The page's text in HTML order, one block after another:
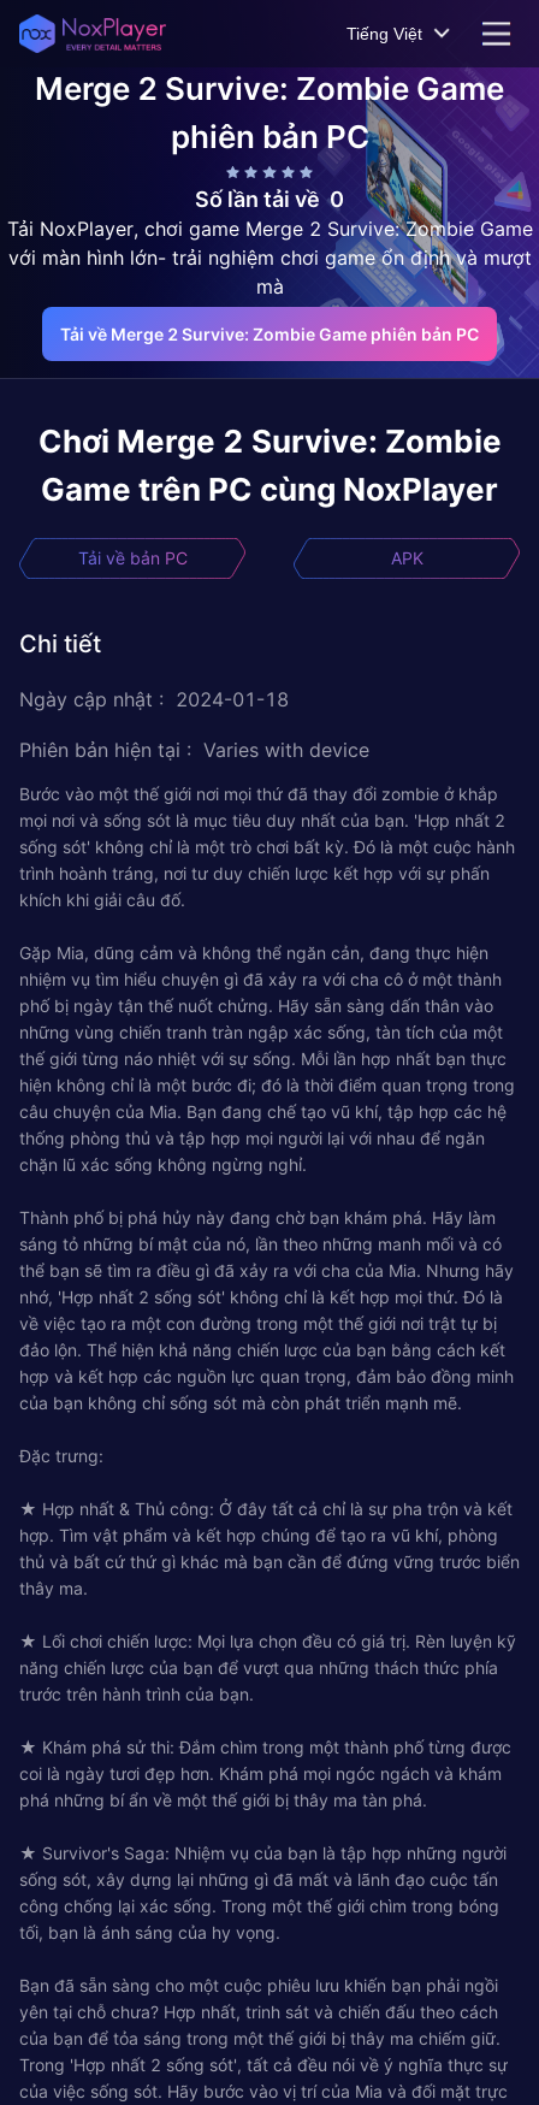
Tiếng Việt
Merge 2 Survive: Zombie Game
phiên bản PC
Số lần tải về 0
Tải NoxPlayer, chơi game Merge 2 Survive: Zombie Game
với màn hình lớn- trải nghiệm chơi game ổn định và mượt
mà
Tải về Merge 2 Survive: Zombie Game phiên bản PC
Chơi Merge 2 Survive: Zombie
Game trên PC cùng NoxPlayer
Tải về bản PC APK
Chi tiết
Ngày cập nhật : 2024-01-18
Phiên bản hiện tại : Varies with device
Bước vào một thế giới nơi mọi thứ đã thay đổi zombie ở khắp
mọi nơi và sống sót là mục tiêu duy nhất của bạn. 'Hợp nhất 2
sống sót' không chỉ là một trò chơi bất kỳ. Đó là một cuộc hành
trình hoành tráng, nơi tư duy chiến lược kết hợp với sự phấn
khích khi giải câu đố.
Gặp Mia, dũng cảm và không thể ngăn cản, đang thực hiện
nhiệm vụ tìm hiểu chuyện gì đã xảy ra với cha cô ở một thành
phố bị ngày tận thế nuốt chửng. Hãy sẵn sàng dấn thân vào
những vùng chiến tranh tràn ngập xác sống, tàn tích của một
thế giới từng náo nhiệt với sự sống. Mỗi lần hợp nhất bạn thực
hiện không chỉ là một bước đi; đó là thời điểm quan trọng trong
câu chuyện của Mia. Bạn đang chế tạo vũ khí, tập hợp các hệ
thống phòng thủ và tập hợp mọi người lại với nhau để ngăn
chặn lũ xác sống không ngừng nghỉ.
Thành phố bị phá hủy này đang chờ bạn khám phá. Hãy làm
sáng tỏ những bí mật của nó, lần theo những manh mối và có
thể bạn sẽ tìm ra điều gì đã xảy ra với cha của Mia. Nhưng hãy
nhớ, 'Hợp nhất 2 sống sót' không chỉ là kết hợp mọi thứ. Đó là
về việc tạo ra một con đường trong một thế giới nơi trật tự bị
đảo lộn. Thể hiện khả năng chiến lược của bạn bằng cách kết
hợp và kết hợp các nguồn lực quan trọng, đảm bảo đồng minh
của bạn không chỉ sống sót mà còn phát triển mạnh mẽ.
Đặc trưng:
★ Hợp nhất & Thủ công: Ở đây tất cả chỉ là sự pha trộn và kết
hợp. Tìm vật phẩm và kết hợp chúng để tạo ra vũ khí, phòng
thủ và bất cứ thứ gì khác mà bạn cần để đứng vững trước biển
thây ma.
★ Lối chơi chiến lược: Mọi lựa chọn đều có giá trị. Rèn luyện kỹ
năng chiến lược của bạn để vượt qua những thách thức phía
trước trên hành trình của bạn.
★ Khám phá sử thi: Đắm chìm trong một thành phố từng được
coi là ngày tươi đẹp hơn. Khám phá mọi ngóc ngách và khám
phá những bí ẩn về một thế giới bị thây ma tàn phá.
★ Survivor's Saga: Nhiệm vụ của bạn là tập hợp những người
sống sót, xây dựng lại những gì đã mất và lãnh đạo cuộc tấn
công chống lại xác sống. Trong một thế giới chìm trong bóng
tối, bạn là ánh sáng của hy vọng.
Bạn đã sẵn sàng cho một cuộc phiêu lưu khiến bạn phải ngồi
yên tại chỗ chưa? Hợp nhất, trinh sát và chiến đấu theo cách
của bạn để tỏa sáng trong một thế giới bị thây ma chiếm giữ.
Trong 'Hợp nhất 2 sống sót', tất cả đều nói về ý nghĩa thực sự
của việc sống sót. Hãy bước vào vị trí của Mia và đối mặt trực